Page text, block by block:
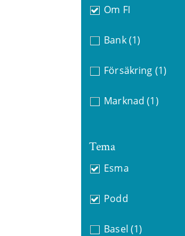
Om FI
Bank (1)
Försäkring (1)
Marknad (1)
Tema
Esma
Podd
Basel (1)